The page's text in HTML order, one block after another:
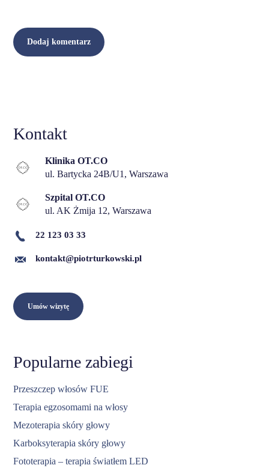
Kontakt
Klinika OT.CO
ul. Bartycka 24B/U1, Warszawa
Szpital OT.CO
ul. AK Żmija 12, Warszawa
22 123 03 33
kontakt@piotrturkowski.pl
Umów wizytę
Popularne zabiegi
Przeszczep włosów FUE
Terapia egzosomami na włosy
Mezoterapia skóry głowy
Karboksyterapia skóry głowy
Fototerapia – terapia światłem LED